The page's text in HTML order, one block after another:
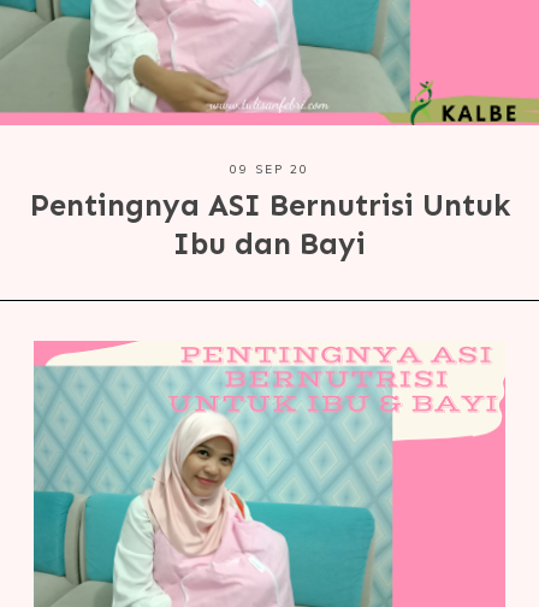
09 SEP 20
Pentingnya ASI Bernutrisi Untuk
Ibu dan Bayi